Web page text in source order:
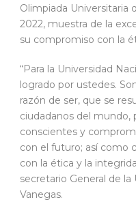
Olimpiada Universitaria
2022, muestra de la
su compromiso con la
“Para la Universidad
logrado por ustedes.
razón de ser, que se
ciudadanos del mundo,
conscientes y
con el futuro; así como
con la ética y la
secretario General de
Vanegas.